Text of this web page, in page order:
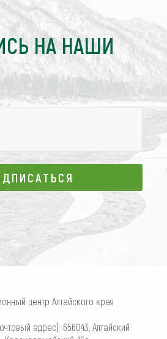
НА НАШИ
центр Алтайского края
адрес): 656043, Алтайский